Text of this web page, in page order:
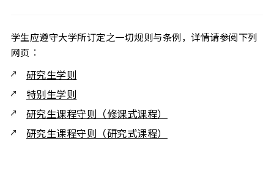
学生应遵守大学所订定之一切规则与条例，详情请参阅下列
网页︰
研究生学则
特别生学则
研究生课程守则（修课式课程）
研究生课程守则（研究式课程）